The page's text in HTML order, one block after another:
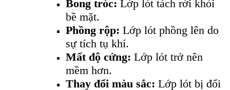
Bong tróc: Lớp lót tách rời khỏi
bề mặt.
Phồng rộp: Lớp lót phồng lên do
sự tích tụ khí.
Mất độ cứng: Lớp lót trở nên
mềm hơn.
Thay đổi màu sắc: Lớp lót bị đổi